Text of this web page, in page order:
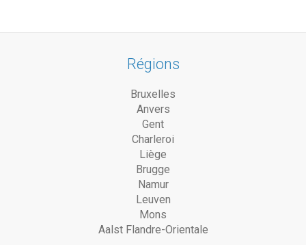
Régions
Bruxelles
Anvers
Gent
Charleroi
Liège
Brugge
Namur
Leuven
Mons
Aalst Flandre-Orientale